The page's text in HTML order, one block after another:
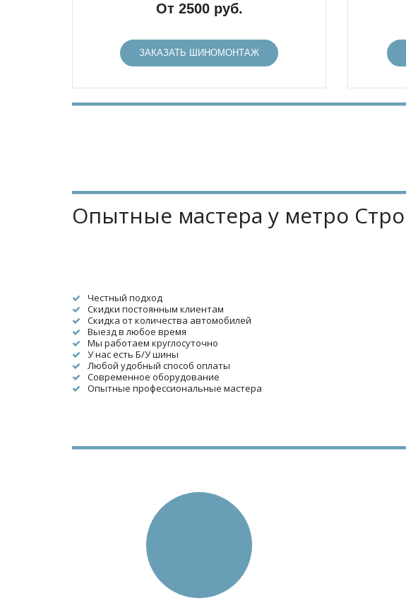
От 2500 руб.
ЗАКАЗАТЬ ШИНОМОНТАЖ
Опытные мастера у метро
Честный подход
Скидки постоянным клиентам
Скидка от количества автомобилей
Выезд в любое время
Мы работаем круглосуточно
У нас есть Б/У шины
Любой удобный способ оплаты
Современное оборудование
Опытные профессиональные мастера